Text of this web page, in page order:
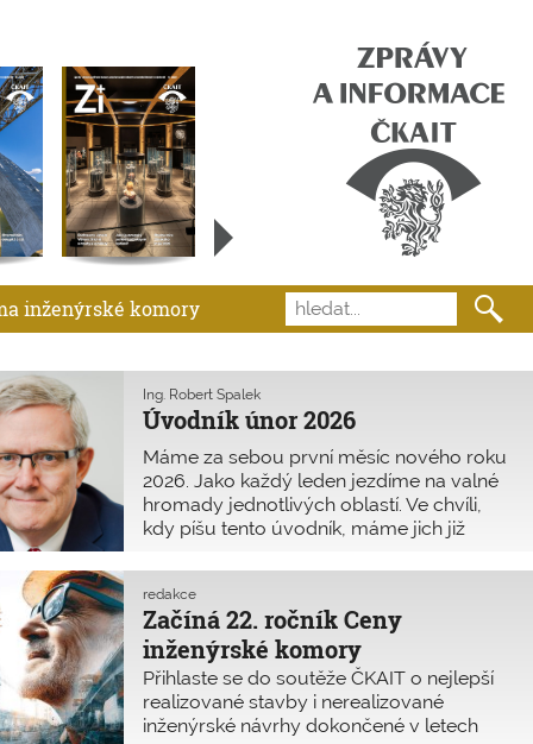
inženýrské komory
Úvodník únor 2026
Ing. Robert Špalek
Máme za sebou první měsíc nového roku
2026. Jako každý leden jezdíme na valné
hromady jednotlivých oblastí. Ve chvíli,
kdy píšu tento úvodník, máme jich již
Shromáždění delegátů ČKAIT voleny
nové nejvyšší orgány Komory. Na va
Začíná 22. ročník Ceny
inženýrské komory
redakce
Přihlaste se do soutěže ČKAIT o nejlepší
realizované stavby i nerealizované
inženýrské návrhy dokončené v letech